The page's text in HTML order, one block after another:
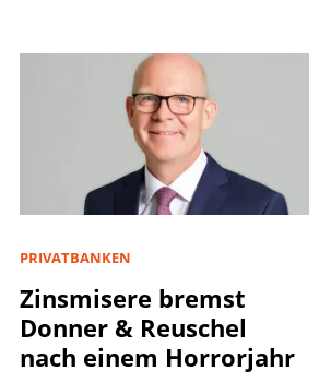
PRIVATBANKEN
Zinsmisere bremst
Donner & Reuschel
nach einem Horrorjahr